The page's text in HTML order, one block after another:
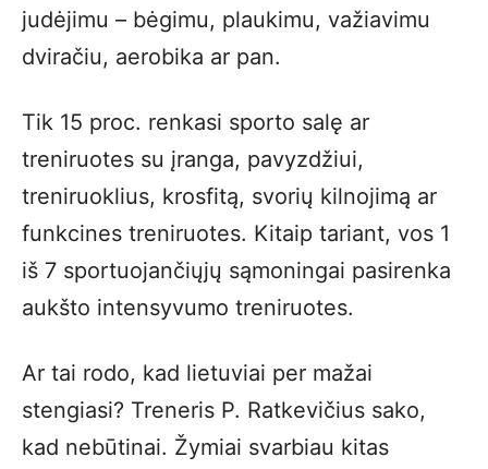
judėjimu – bėgimu, plaukimu, važiavimu
dviračiu, aerobika ar pan.
Tik 15 proc. renkasi sporto salę ar
treniruotes su įranga, pavyzdžiui,
treniruoklius, krosfitą, svorių kilnojimą ar
funkcines treniruotes. Kitaip tariant, vos 1
iš 7 sportuojančiųjų sąmoningai pasirenka
aukšto intensyvumo treniruotes.
Ar tai rodo, kad lietuviai per mažai
stengiasi? Treneris P. Ratkevičius sako,
kad nebūtinai. Žymiai svarbiau kitas